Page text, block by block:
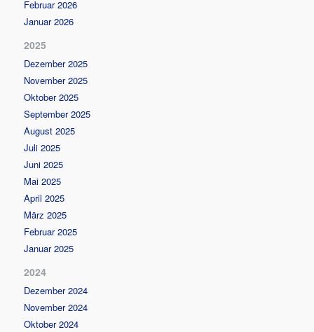
Februar 2026
Januar 2026
2025
Dezember 2025
November 2025
Oktober 2025
September 2025
August 2025
Juli 2025
Juni 2025
Mai 2025
April 2025
März 2025
Februar 2025
Januar 2025
2024
Dezember 2024
November 2024
Oktober 2024